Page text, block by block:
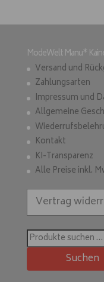
ModeWelt Manu*
Versand und
Zahlungsarten
Impressum und
Allgemeine
Kontakt
KI-Transparenz
Alle Preise inkl.
Vertrag
Suchen
nach:
Suchen